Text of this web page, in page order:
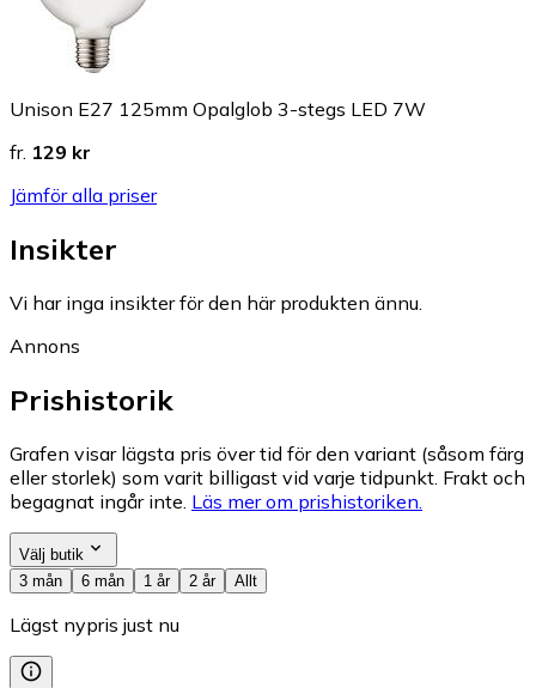
Unison E27 125mm Opalglob 3-stegs LED 7W
fr. 129 kr
Jämför alla priser
Insikter
Vi har inga insikter för den här produkten ännu.
Annons
Prishistorik
Grafen visar lägsta pris över tid för den variant (såsom färg
eller storlek) som varit billigast vid varje tidpunkt. Frakt och
begagnat ingår inte. Läs mer om prishistoriken.
Välj butik
3 mån
6 mån 1 år 2 år Allt
Lägst nypris just nu